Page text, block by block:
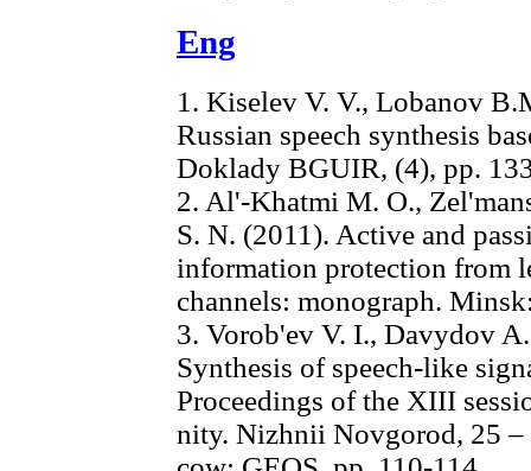
Eng
1. Kiselev V. V., Lobanov
Russian speech synthesis
Doklady BGUIR, (4), pp.
2. Al'-Khatmi M. O.,
S. N. (2011). Active and
information protection from
channels: monograph.
3. Vorob'ev V. I., Davydov
Synthesis of speech-like
Proceedings of the XIII
nity. Nizhnii Novgorod, 25